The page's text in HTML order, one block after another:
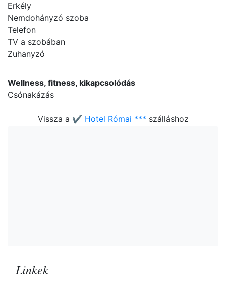
Erkély
Nemdohányzó szoba
Telefon
TV a szobában
Zuhanyzó
Wellness, fitness, kikapcsolódás
Csónakázás
Vissza a ✔️ Hotel Római *** szálláshoz
Linkek